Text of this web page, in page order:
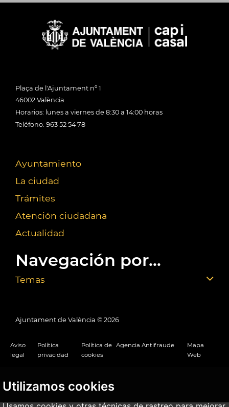
Utilizamos cookies
Plaça de l'Ajuntament nº 1
46002 València
Horarios: lunes a viernes de 8:30 a 14:00 horas
Teléfono: 963 52 54 78
Ayuntamiento
La ciudad
Trámites
Atención ciudadana
Actualidad
Navegación por...
Temas
Ajuntament de València © 2026
Aviso
legal
Política
privacidad
Política de
cookies
Agencia Antifraude
Mapa
Web